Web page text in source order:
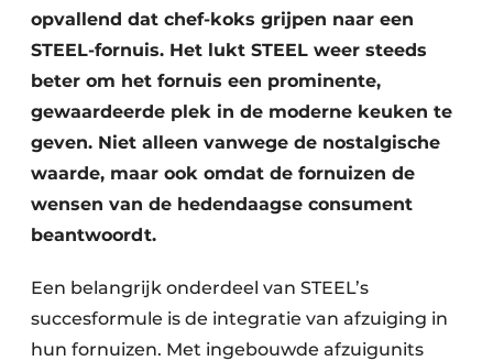
opvallend dat chef-koks grijpen naar een
STEEL-fornuis. Het lukt STEEL weer steeds
beter om het fornuis een prominente,
gewaardeerde plek in de moderne keuken te
geven. Niet alleen vanwege de nostalgische
waarde, maar ook omdat de fornuizen de
wensen van de hedendaagse consument
beantwoordt.
Een belangrijk onderdeel van STEEL’s
succesformule is de integratie van afzuiging in
hun fornuizen. Met ingebouwde afzuigunits